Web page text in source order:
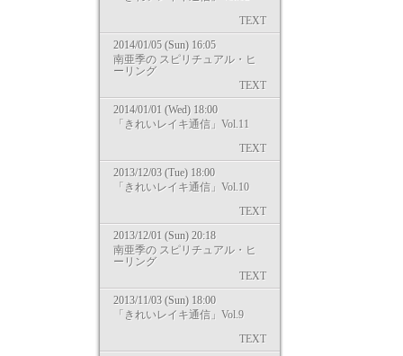
TEXT
2014/01/05 (Sun) 16:05
南亜季の スピリチュアル・ヒ
ーリング
TEXT
2014/01/01 (Wed) 18:00
「きれいレイキ通信」Vol.11
TEXT
2013/12/03 (Tue) 18:00
「きれいレイキ通信」Vol.10
TEXT
2013/12/01 (Sun) 20:18
南亜季の スピリチュアル・ヒ
ーリング
TEXT
2013/11/03 (Sun) 18:00
「きれいレイキ通信」Vol.9
TEXT